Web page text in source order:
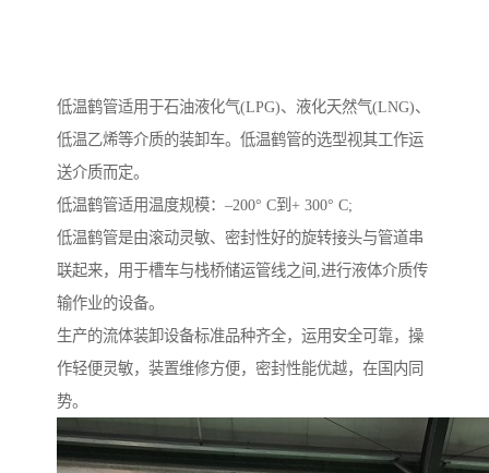
低温鹤管适用于石油液化气(LPG)、液化天然气(LNG)、
低温乙烯等介质的装卸车。低温鹤管的选型视其工作运
送介质而定。
低温鹤管适用温度规模：–200° C到+ 300° C;
低温鹤管是由滚动灵敏、密封性好的旋转接头与管道串
联起来，用于槽车与栈桥储运管线之间,进行液体介质传
输作业的设备。
生产的流体装卸设备标准品种齐全，运用安全可靠，操
作轻便灵敏，装置维修方便，密封性能优越，在国内同
势。